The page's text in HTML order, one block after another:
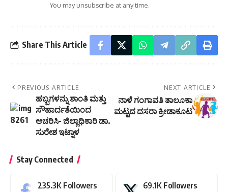
You may unsubscribe at any time.
Share This Article
PREVIOUS ARTICLE
ಹಬ್ಬಗಳನ್ನು ಶಾಂತಿ ಮತ್ತು
ಸೌಹಾರ್ದತೆಯಿಂದ
ಆಚರಿಸಿ- ಜಿಲ್ಲಾಧಿಕಾರಿ ಡಾ.
ಸುರೇಶ ಇಟ್ನಾಳ
NEXT ARTICLE
ನಾಳೆ ಗಂಗಾವತಿ ತಾಲೂಕಾ
ಮಟ್ಟದ ದಸರಾ ಕ್ರೀಡಾಕೂಟ
Stay Connected
235.3K Followers 69.1K Followers